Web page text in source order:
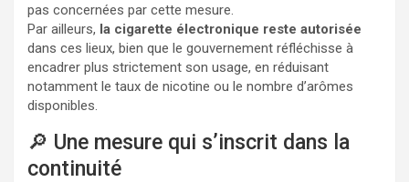
pas concernées par cette mesure.
Par ailleurs, la cigarette électronique reste autorisée
dans ces lieux, bien que le gouvernement réfléchisse à
encadrer plus strictement son usage, en réduisant
notamment le taux de nicotine ou le nombre d’arômes
disponibles.
🔎 Une mesure qui s’inscrit dans la
continuité